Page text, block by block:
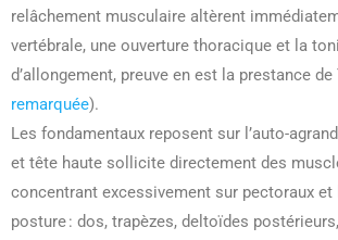
relâchement musculaire altèrent
vertébrale, une ouverture thoracique et la
d’allongement, preuve en est la prestance
remarquée).
Les fondamentaux reposent sur l’auto-
et tête haute sollicite directement des
concentrant excessivement sur pectoraux
posture : dos, trapèzes, deltoïdes